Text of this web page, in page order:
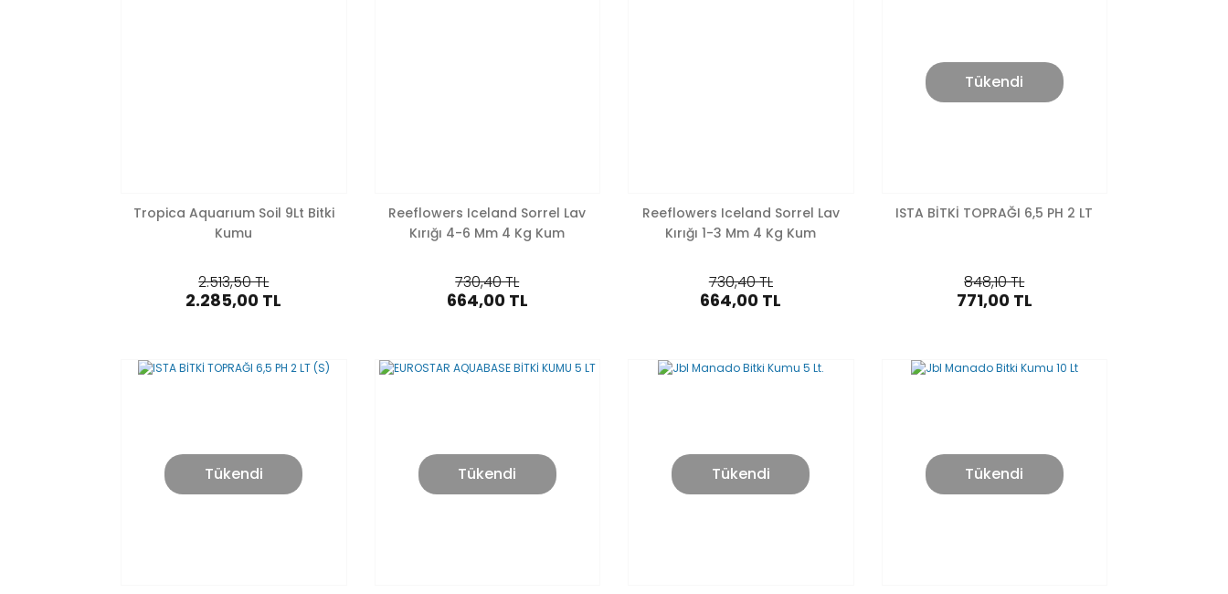
Tropica Aquarıum Soil 9Lt Bitki
Kumu
2.513,50 TL
2.285,00 TL
Reeflowers Iceland Sorrel Lav
Kırığı 4-6 Mm 4 Kg Kum
730,40 TL
664,00 TL
Reeflowers Iceland Sorrel Lav
Kırığı 1-3 Mm 4 Kg Kum
730,40 TL
664,00 TL
Tükendi
ISTA BİTKİ TOPRAĞI 6,5 PH 2 LT
848,10 TL
771,00 TL
Tükendi Tükendi Tükendi Tükendi